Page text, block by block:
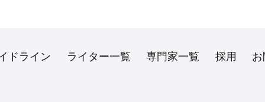
ドライン ライター一覧 専門家一覧 採用